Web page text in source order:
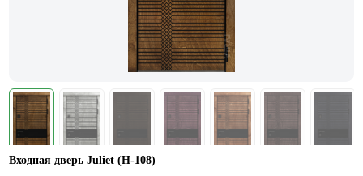
Входная дверь Juliet (Н-108)